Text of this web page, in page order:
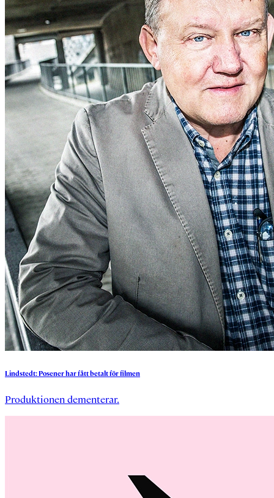
Lindstedt:Posenerharfåttbetaltförfilmen
Produktionen dementerar.